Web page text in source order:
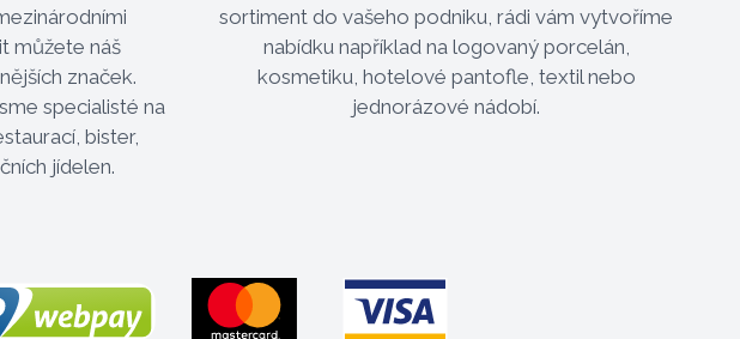
můžete náš
značek.
specialisté na
bister,
jídelen.
sortiment do vašeho podniku, rádi vám vytvoříme
nabídku například na logovaný porcelán,
kosmetiku, hotelové pantofle, textil nebo
jednorázové nádobí.